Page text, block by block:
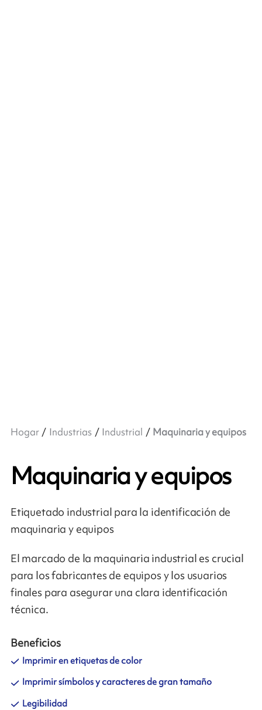
Hogar Industrias Industrial Maquinaria y equipos
Maquinaria y equipos
Etiquetado industrial para la identificación de
maquinaria y equipos
El marcado de la maquinaria industrial es crucial
para los fabricantes de equipos y los usuarios
finales para asegurar una clara identificación
técnica.
Beneficios
Imprimir en etiquetas de color
Imprimir símbolos y caracteres de gran tamaño
Legibilidad